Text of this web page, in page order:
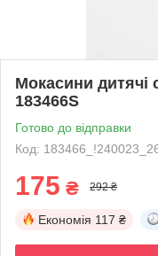
Мокасини дитячі
183466S
Готово до відправки
Код:
175 ₴ 292 ₴
Економія 117 ₴